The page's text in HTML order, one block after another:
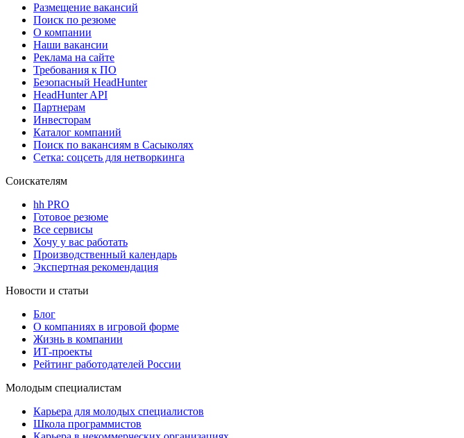
Размещение вакансий
Поиск по резюме
О компании
Наши вакансии
Реклама на сайте
Требования к ПО
Безопасный HeadHunter
HeadHunter API
Партнерам
Инвесторам
Каталог компаний
Поиск по вакансиям в Сасыколях
Сетка: соцсеть для нетворкинга
Соискателям
hh PRO
Готовое резюме
Все сервисы
Хочу у вас работать
Производственный календарь
Экспертная рекомендация
Новости и статьи
Блог
О компаниях в игровой форме
Жизнь в компании
ИТ-проекты
Рейтинг работодателей России
Молодым специалистам
Карьера для молодых специалистов
Школа программистов